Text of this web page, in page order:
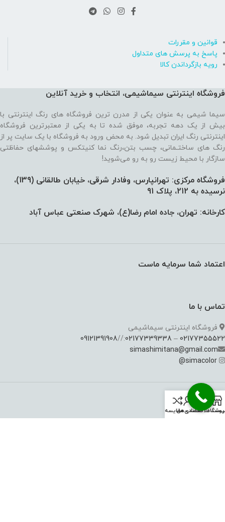
قوانین و مقررات
پاسخ به پرسش های متداول
رویه بازگرداندن کالا
فروشگاه اینترنتی سیماشیمی، انتخاب و خرید آنلاین
سیما شیمی به عنوان یکی از مدرن ترین فروشگاه های رنگ اینترنتی با
بیش از یک دهه تجربه، موفق شده تا به یکی از معتبرترین فروشگاه
اینترنتی رنگ ایران تبدیل شود. به محض ورود به فروشگاه با یک سایت پر از
رنگ های ساختـمانی، چسب بتن،‌رنگ نما کنیتکس و پوششهای حفاظتی
سازگار با محیط زیست رو به رو می‌شوید!
فروشگاه مرکزی: تهرانپارس، وفادار شرقی، خیابان طالقانی (139)،‌
نرسیده به 212، پلاک 91
کارخانه: تهران، جاده امام رضا(ع)، شهرک صنعتی عباس آباد
اعتماد شما سرمایه ماست
تماس با ما
فروشگاه اینترنتی سیماشیمی
02177355522
–
02177339338
://
09121391908
simashimitana@gmail.com
simacolor
@
خدمات مشتریان
علاقه‌مندی‌ها
حساب منمقايسه